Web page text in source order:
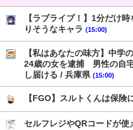
【ラブライブ！】1分だけ
りそうなキャラ (15:00)
【私はあなたの味方】中
24歳の女を逮捕 男性の自
し届ける / 兵庫県 (15:00)
【FGO】スルトくんは保険
セルフレジやQRコードが